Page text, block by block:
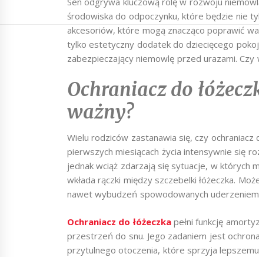
środowiska do odpoczynku, które będzie nie
akcesoriów, które mogą znacząco poprawić
tylko estetyczny dodatek do dziecięcego
zabezpieczający niemowlę przed urazami.
Ochraniacz do
ważny?
Wielu rodziców zastanawia się, czy
pierwszych miesiącach życia intensywnie się
jednak wciąż zdarzają się sytuacje, w których
wkłada rączki między szczebelki łóżeczka.
nawet wybudzeń spowodowanych
Ochraniacz do łóżeczkapełni funkcję
przestrzeń do snu. Jego zadaniem jest
przytulnego otoczenia, które sprzyja